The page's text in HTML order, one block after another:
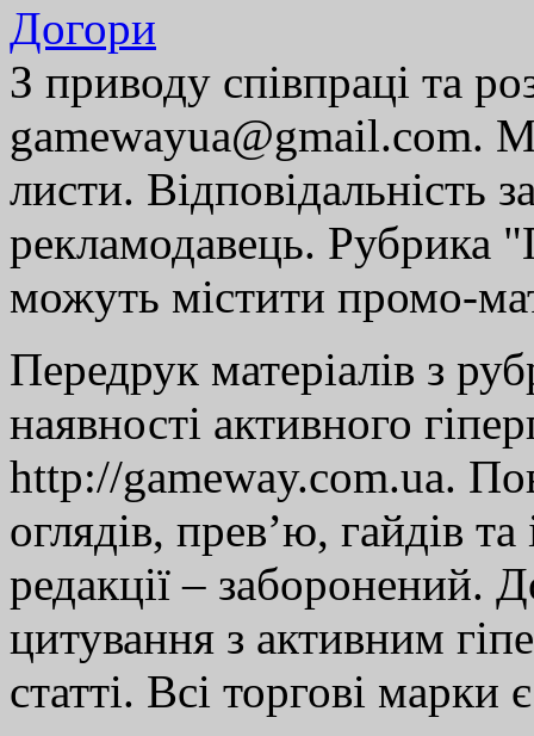
Догори
З приводу співпраці та
gamewayua@gmail.com.
листи. Відповідальність
рекламодавець. Рубрика
можуть містити промо-
Передрук матеріалів з
наявності активного
http://gameway.com.ua.
оглядів, прев’ю, гайдів
редакції – заборонений.
цитування з активним
статті. Всі торгові марки